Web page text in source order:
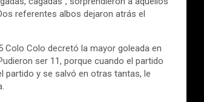
referentes albos dejaron atrás el
Colo Colo decretó la mayor goleada en
ser 11, porque cuando el partido
partido y se salvó en otras tantas, le